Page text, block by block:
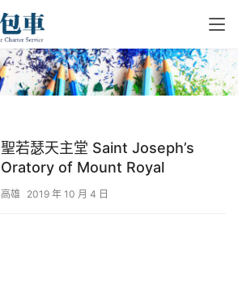
聖若瑟天主堂 Saint Joseph’s
Oratory of Mount Royal
高雄 2019 年 10 月 4 日